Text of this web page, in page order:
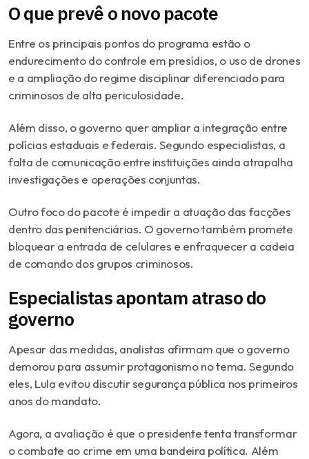
O que prevê o novo pacote
Entre os principais pontos do programa estão o
endurecimento do controle em presídios, o uso de drones
e a ampliação do regime disciplinar diferenciado para
criminosos de alta periculosidade.
Além disso, o governo quer ampliar a integração entre
polícias estaduais e federais. Segundo especialistas, a
falta de comunicação entre instituições ainda atrapalha
investigações e operações conjuntas.
Outro foco do pacote é impedir a atuação das facções
dentro das penitenciárias. O governo também promete
bloquear a entrada de celulares e enfraquecer a cadeia
de comando dos grupos criminosos.
Especialistas apontam atraso do
governo
Apesar das medidas, analistas afirmam que o governo
demorou para assumir protagonismo no tema. Segundo
eles, Lula evitou discutir segurança pública nos primeiros
anos do mandato.
Agora, a avaliação é que o presidente tenta transformar
o combate ao crime em uma bandeira política. Além